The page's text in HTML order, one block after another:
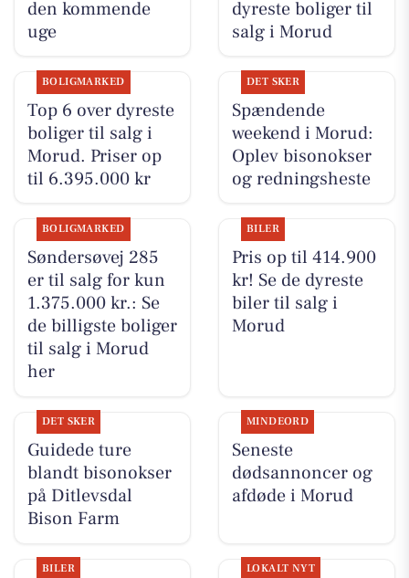
den kommende
uge
dyreste boliger til
salg i Morud
BOLIGMARKED
Top 6 over dyreste
boliger til salg i
Morud. Priser op
til 6.395.000 kr
DET SKER
Spændende
weekend i Morud:
Oplev bisonokser
og redningsheste
BOLIGMARKED
Søndersøvej 285
er til salg for kun
1.375.000 kr.: Se
de billigste boliger
til salg i Morud
her
BILER
Pris op til 414.900
kr! Se de dyreste
biler til salg i
Morud
DET SKER
Guidede ture
blandt bisonokser
på Ditlevsdal
Bison Farm
MINDEORD
Seneste
dødsannoncer og
afdøde i Morud
BILER LOKALT NYT